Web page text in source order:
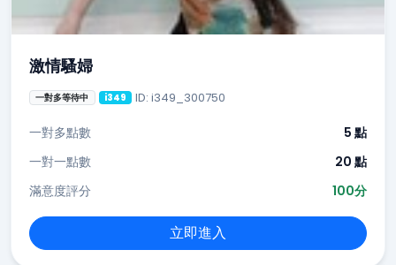
激情騷婦
一對多等待中 i349 ID: i349_300750
一對多點數
5 點
一對一點數
20 點
滿意度評分
100分
立即進入